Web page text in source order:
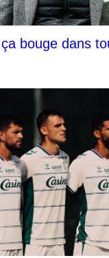
bouge dans